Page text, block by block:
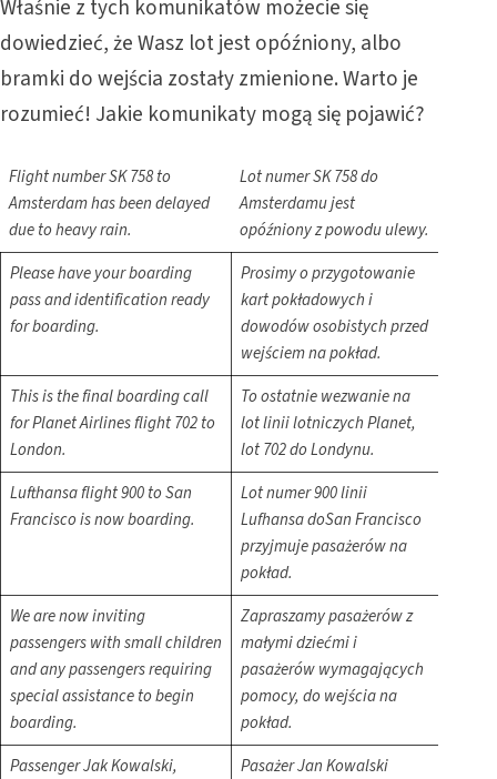
Właśnie z tych komunikatów możecie się
dowiedzieć, że Wasz lot jest opóźniony, albo
bramki do wejścia zostały zmienione. Warto je
rozumieć! Jakie komunikaty mogą się pojawić?
Flight number SK 758 to
Amsterdam has been delayed
due to heavy rain.
Lot numer SK 758 do
Amsterdamu jest
opóźniony z powodu ulewy.
Please have your boarding
pass and identification ready
for boarding.
Prosimy o przygotowanie
kart pokładowych i
dowodów osobistych przed
wejściem na pokład.
This is the final boarding call
for Planet Airlines flight 702 to
London.
To ostatnie wezwanie na
lot linii lotniczych Planet,
lot 702 do Londynu.
Lufthansa flight 900 to San
Francisco is now boarding.
Lot numer 900 linii
Lufhansa doSan Francisco
przyjmuje pasażerów na
pokład.
We are now inviting
passengers with small children
and any passengers requiring
special assistance to begin
boarding.
Zapraszamy pasażerów z
małymi dziećmi i
pasażerów wymagających
pomocy, do wejścia na
pokład.
Passenger Jak Kowalski,
Pasażer Jan Kowalski